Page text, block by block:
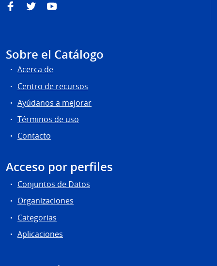
FacebookTwitterYouTube
Sobre el Catálogo
Acerca de
Centro de recursos
Ayúdanos a mejorar
Términos de uso
Contacto
Acceso por perfiles
Conjuntos de Datos
Organizaciones
Categorias
Aplicaciones